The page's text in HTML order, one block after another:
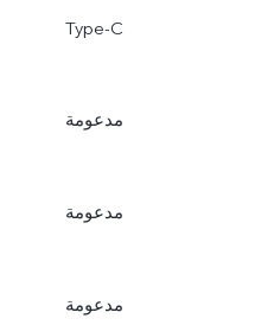
Type-C
مدعومة
مدعومة
مدعومة